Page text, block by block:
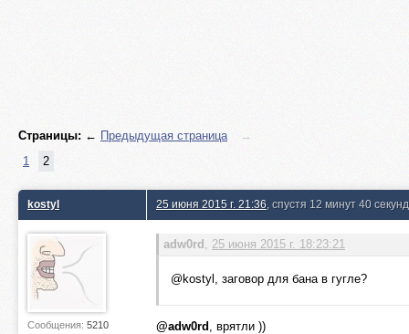
Страницы: ← Предыдущая страница
→
1
2
kostyl
Сообщения: 5210
25 июня 2015 г. 21:36 , спустя 12 минут 40 секунд
adw0rd , 25 июня 2015 г. 18:23:21
@kostyl, заговор для бана в гугле?
@adw0rd , врятли ))